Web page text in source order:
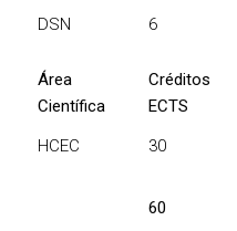
DSN 6
Área
Científica
Créditos
ECTS
HCEC 30
60